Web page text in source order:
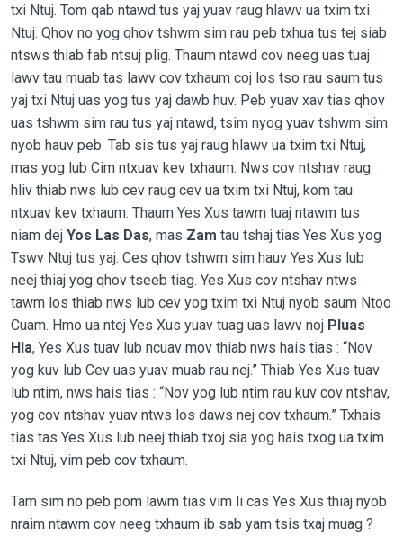
txi Ntuj. Tom qab ntawd tus yaj yuav raug hlawv ua txim txi
Ntuj. Qhov no yog qhov tshwm sim rau peb txhua tus tej siab
ntsws thiab fab ntsuj plig. Thaum ntawd cov neeg uas tuaj
lawv tau muab tas lawv cov txhaum coj los tso rau saum tus
yaj txi Ntuj uas yog tus yaj dawb huv. Peb yuav xav tias qhov
uas tshwm sim rau tus yaj ntawd, tsim nyog yuav tshwm sim
nyob hauv peb. Tab sis tus yaj raug hlawv ua txim txi Ntuj,
mas yog lub Cim ntxuav kev txhaum. Nws cov ntshav raug
hliv thiab nws lub cev raug cev ua txim txi Ntuj, kom tau
ntxuav kev txhaum. Thaum Yes Xus tawm tuaj ntawm tus
niam dej Yos Las Das, mas Zam tau tshaj tias Yes Xus yog
Tswv Ntuj tus yaj. Ces qhov tshwm sim hauv Yes Xus lub
neej thiaj yog qhov tseeb tiag. Yes Xus cov ntshav ntws
tawm los thiab nws lub cev yog txim txi Ntuj nyob saum Ntoo
Cuam. Hmo ua ntej Yes Xus yuav tuag uas lawv noj Pluas
Hla, Yes Xus tuav lub ncuav mov thiab nws hais tias : “Nov
yog kuv lub Cev uas yuav muab rau nej.” Thiab Yes Xus tuav
lub ntim, nws hais tias : “Nov yog lub ntim rau kuv cov ntshav,
yog cov ntshav yuav ntws los daws nej cov txhaum.” Txhais
tias tas Yes Xus lub neej thiab txoj sia yog hais txog ua txim
txi Ntuj, vim peb cov txhaum.
Tam sim no peb pom lawm tias vim li cas Yes Xus thiaj nyob
nraim ntawm cov neeg txhaum ib sab yam tsis txaj muag ?